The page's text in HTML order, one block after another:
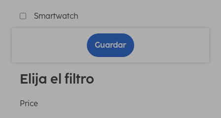
Smartwatch
Guardar
Elija el filtro
Price